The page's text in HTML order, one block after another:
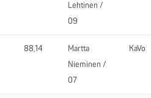
Lehtinen /
09
88,14
Martta
Nieminen /
07
KaVo